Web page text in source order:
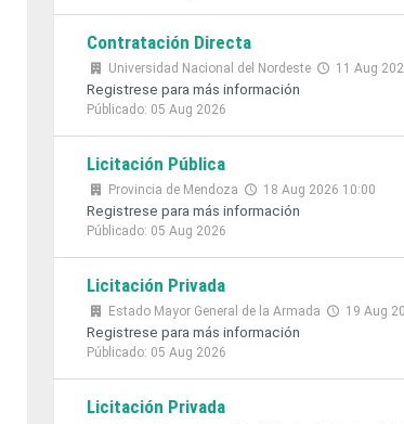
Contratación Directa
Universidad Nacional del Nordeste 11 Aug
Registrese para más información
Públicado: 05 Aug 2026
Licitación Pública
Provincia de Mendoza 18 Aug 2026 10:00
Registrese para más información
Públicado: 05 Aug 2026
Licitación Privada
Estado Mayor General de la Armada 19 Aug
Registrese para más información
Públicado: 05 Aug 2026
Licitación Privada